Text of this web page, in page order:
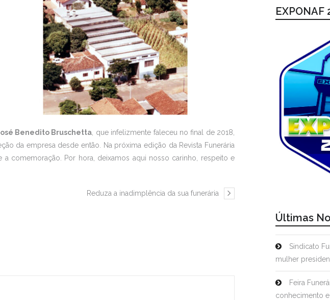
Benedito Bruschetta , que infelizmente faleceu no final de 2018,
da empresa desde então. Na próxima edição da Revista Funerária
comemoração. Por hora, deixamos aqui nosso carinho, respeito e
Reduza a inadimplência da sua funerária
EXPONAF
Últimas
Sindicato
mulher
Feira
conhecimento